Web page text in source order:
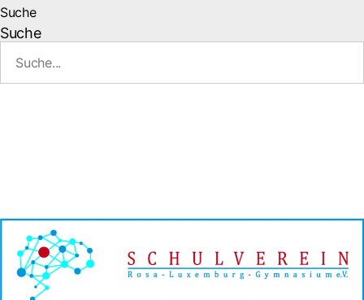
Suche
Suche